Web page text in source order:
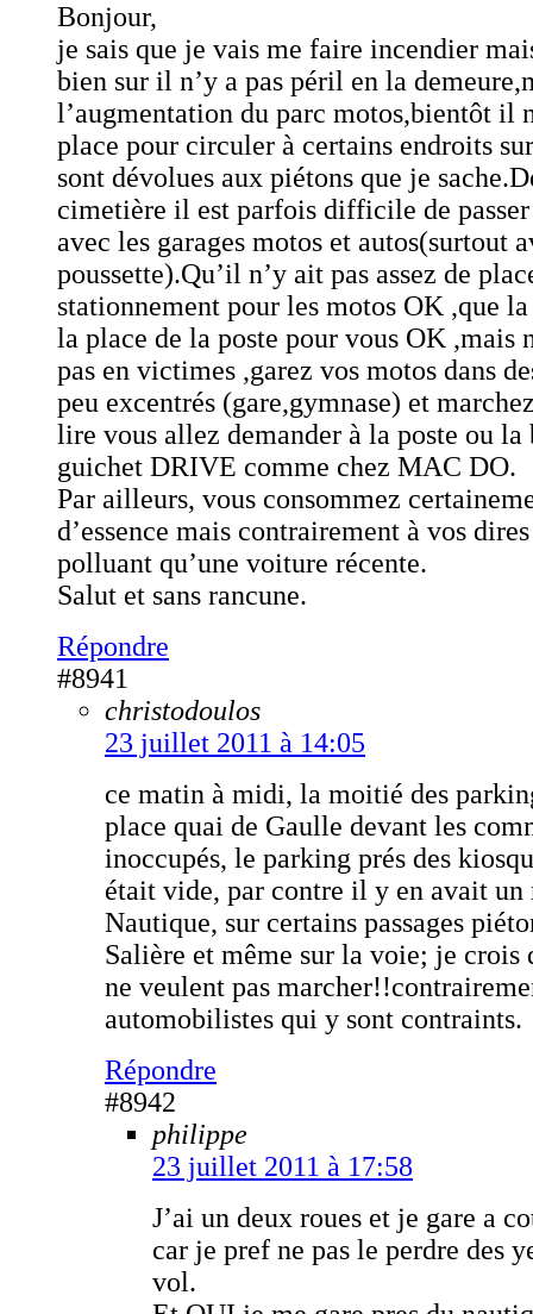
Bonjour,
je sais que je vais me faire incendier
bien sur il n’y a pas péril en la
l’augmentation du parc motos,bientôt il
place pour circuler à certains endroits
sont dévolues aux piétons que je
cimetière il est parfois difficile de
avec les garages motos et autos(surtout
poussette).Qu’il n’y ait pas assez de
stationnement pour les motos OK ,que
la place de la poste pour vous OK ,mais
pas en victimes ,garez vos motos dans
peu excentrés (gare,gymnase) et
lire vous allez demander à la poste ou la
guichet DRIVE comme chez MAC DO.
Par ailleurs, vous consommez
d’essence mais contrairement à vos
polluant qu’une voiture récente.
Salut et sans rancune.
Répondre
#8941
christodoulos
23 juillet 2011 à 14:05
ce matin à midi, la moitié des
place quai de Gaulle devant les
inoccupés, le parking prés des
était vide, par contre il y en avait un
Nautique, sur certains passages
Salière et même sur la voie; je crois
ne veulent pas
automobilistes qui y sont contraints.
Répondre
#8942
philippe
23 juillet 2011 à 17:58
J’ai un deux roues et je gare a
car je pref ne pas le perdre des
vol.